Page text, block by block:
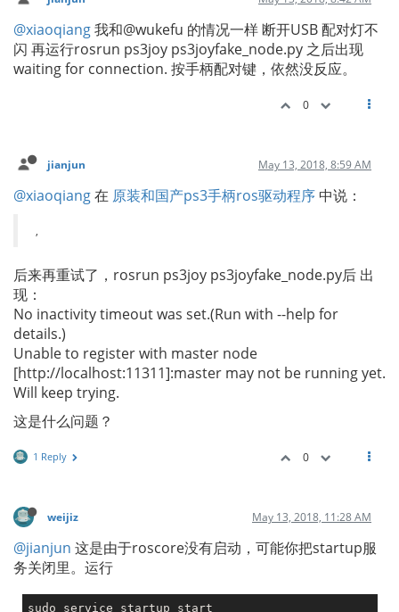
@xiaoqiang我和@wukefu 的情况一样 断开USB 配对灯不
闪 再运行rosrun ps3joy ps3joyfake_node.py 之后出现
waiting for connection. 按手柄配对键，依然没反应。
0
jianjun May 13, 2018, 8:59 AM
@xiaoqiang在 原装和国产ps3手柄ros驱动程序 中说：
,
后来再重试了，rosrun ps3joy ps3joyfake_node.py后 出
现：
No inactivity timeout was set.(Run with --help for
details.)
Unable to register with master node
[http://localhost:11311]:master may not be running yet.
Will keep trying.
这是什么问题？
1 Reply 0
weijiz May 13, 2018, 11:28 AM
@jianjun 这是由于roscore没有启动，可能你把startup服
务关闭里。运行